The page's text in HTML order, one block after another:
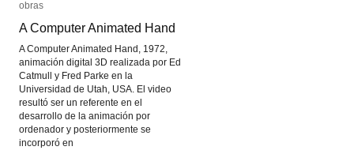
obras
A Computer Animated Hand
A Computer Animated Hand, 1972,
animación digital 3D realizada por Ed
Catmull y Fred Parke en la
Universidad de Utah, USA. El video
resultó ser un referente en el
desarrollo de la animación por
ordenador y posteriormente se
incorporó en
obras
A Computer Animated Hand